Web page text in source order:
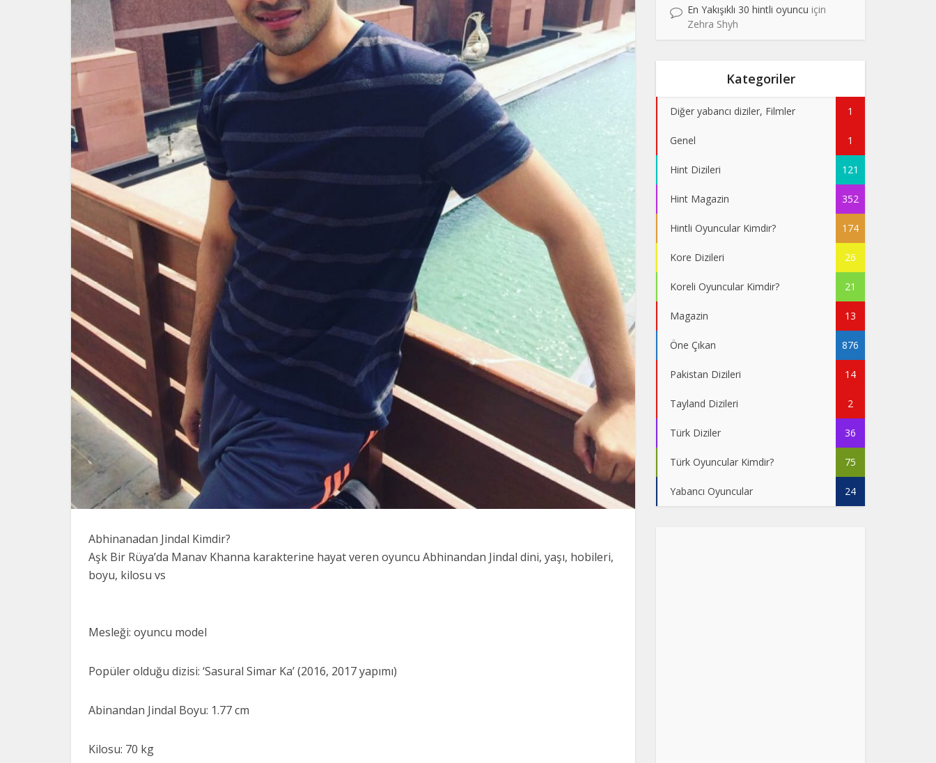
Abhinanadan Jindal Kimdir?
Aşk Bir Rüya’da Manav Khanna karakterine hayat veren oyuncu Abhinandan Jindal dini, yaşı, hobileri,
boyu, kilosu vs
Mesleği: oyuncu model
Popüler olduğu dizisi: ‘Sasural Simar Ka’ (2016, 2017 yapımı)
Abinandan Jindal Boyu: 1.77 cm
Kilosu: 70 kg
En Yakışıklı 30 hintli oyuncu için
Zehra Shyh
Kategoriler
Diğer yabancı diziler, Filmler 1
Genel 1
Hint Dizileri 121
Hint Magazin 352
Hintli Oyuncular Kimdir? 174
Kore Dizileri 26
Koreli Oyuncular Kimdir? 21
Magazin 13
Öne Çıkan 876
Pakistan Dizileri 14
Tayland Dizileri 2
Türk Diziler 36
Türk Oyuncular Kimdir? 75
Yabancı Oyuncular 24